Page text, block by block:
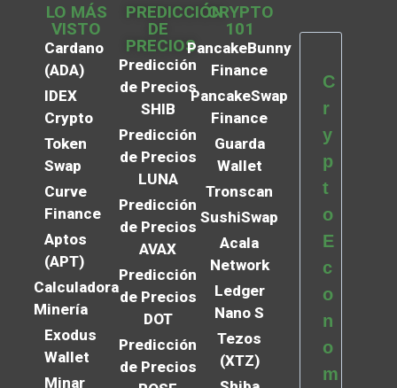
LO MÁS
VISTO
Cardano
(ADA)
IDEX
Crypto
Token
Swap
Curve
Finance
Aptos
(APT)
Calculadora
Minería
Exodus
Wallet
Minar
PREDICCIÓN
DE
PRECIOS
Predicción
de Precios
SHIB
Predicción
de Precios
LUNA
Predicción
de Precios
AVAX
Predicción
de Precios
DOT
Predicción
de Precios
CRYPTO
101
PancakeBunny
Finance
PancakeSwap
Finance
Guarda
Wallet
Tronscan
SushiSwap
Acala
Network
Ledger
Nano S
Tezos
(XTZ)
C
r
y
p
t
o
E
c
o
n
o
m